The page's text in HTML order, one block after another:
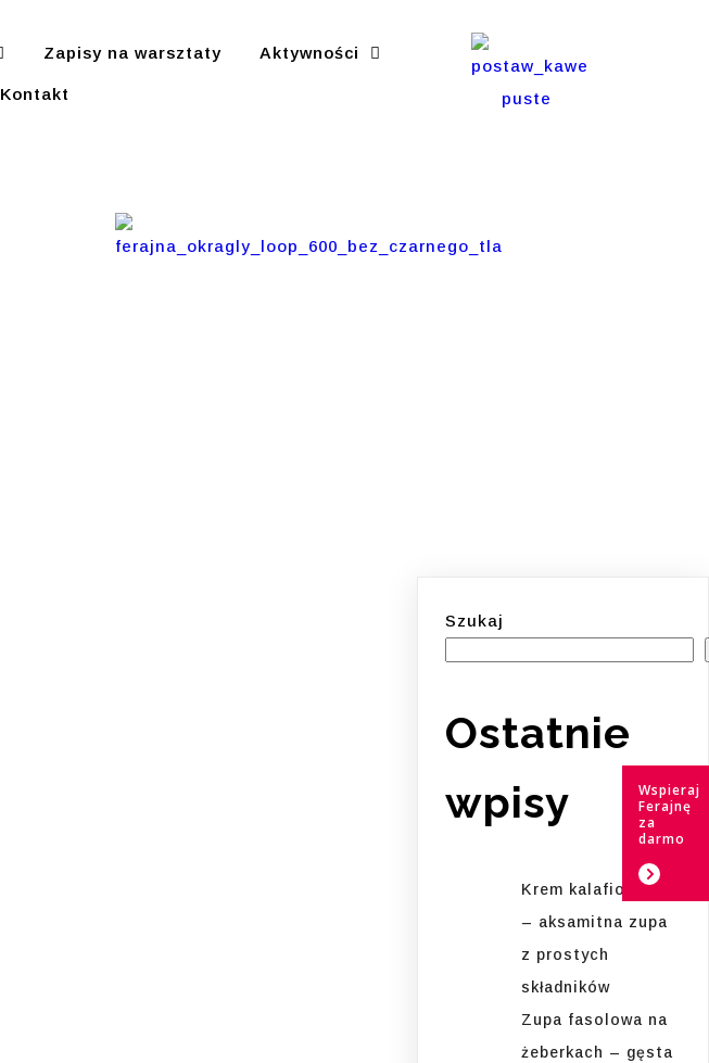
Zapisy na warsztaty Aktywności
Kontakt
Szukaj
Ostatnie
wpisy
Krem kalafiorowy
– aksamitna zupa
z prostych
składników
Zupa fasolowa na
żeberkach – gęsta
Wspieraj
Ferajnę
za
darmo